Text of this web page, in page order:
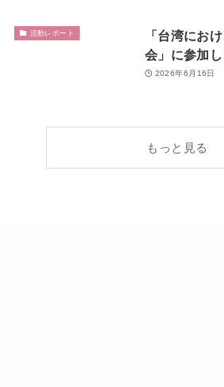
活動レポート
「台湾にお
会」に参加し
2026年6月16日
もっと見る